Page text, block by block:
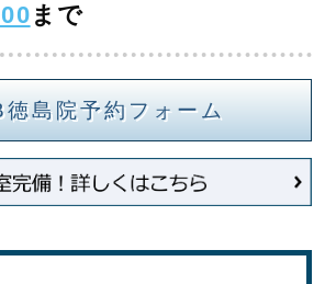
まで
島院予約フォーム